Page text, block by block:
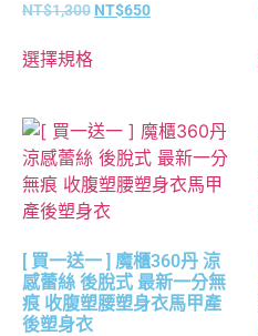
NT$1,300 NT$650
選擇規格
[ 買一送一 ] 魔櫃360丹 涼
感蕾絲 後脫式 最新一分無
痕 收腹塑腰塑身衣馬甲產
後塑身衣